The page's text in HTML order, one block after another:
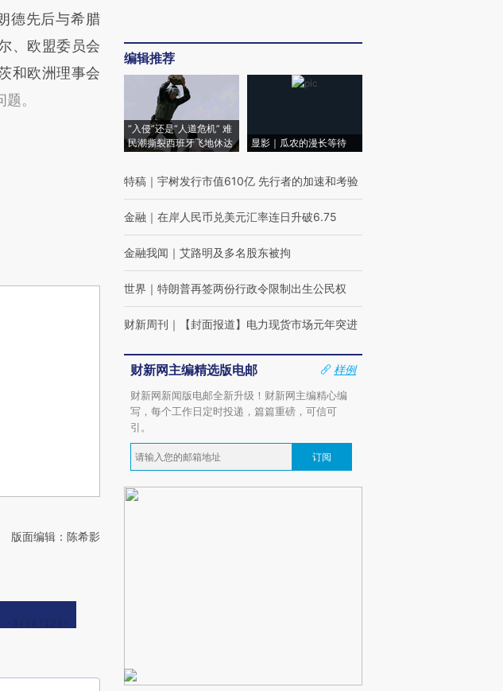
先后与希腊
、欧盟委员会
和欧洲理事会
。
版面编辑：陈希影
编辑推荐
“入侵”还是“人道危机” 难
民潮撕裂西班牙飞地休达
显影｜瓜农的漫长等待
特稿 ｜ 宇树发行市值610亿 先行者的加速和考验
金融 ｜ 在岸人民币兑美元汇率连日升破6.75
金融我闻 ｜ 艾路明及多名股东被拘
世界 ｜ 特朗普再签两份行政令限制出生公民权
财新周刊 ｜ 【封面报道】电力现货市场元年突进
财新网主编精选版电邮
样例
财新网新闻版电邮全新升级！财新网主编精心编
写，每个工作日定时投递，篇篇重磅，可信可
引。
订阅